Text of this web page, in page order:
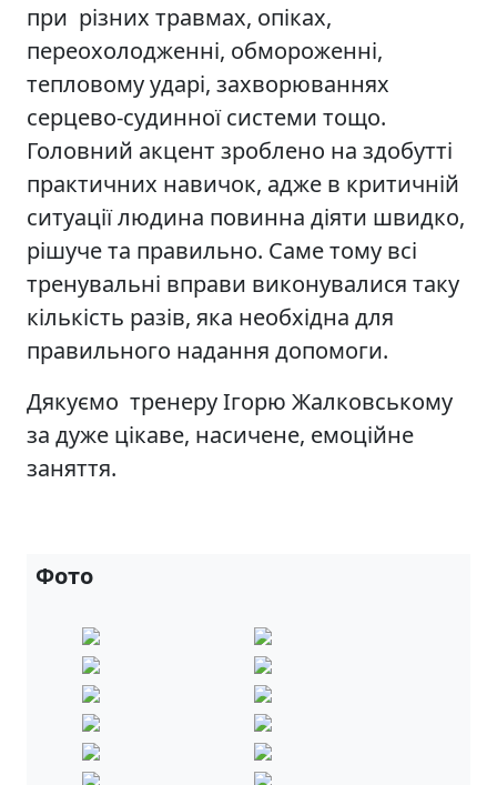
при різних травмах, опіках,
переохолодженні, обмороженні,
тепловому ударі, захворюваннях
серцево-судинної системи тощо.
Головний акцент зроблено на здобутті
практичних навичок, адже в критичній
ситуації людина повинна діяти швидко,
рішуче та правильно. Саме тому всі
тренувальні вправи виконувалися таку
кількість разів, яка необхідна для
правильного надання допомоги.
Дякуємо тренеру Ігорю Жалковському
за дуже цікаве, насичене, емоційне
заняття.
Фото